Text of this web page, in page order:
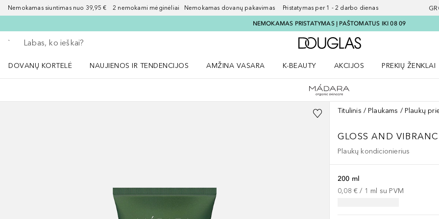
Nemokamas siuntimas nuo 39,95 € 2 nemokami mėginėliai Nemokamas dovanų pakavimas Pristatymas per 1 - 2 darbo dienas
NEMOKAMAS PRISTATYMAS Į PAŠTOMATUS IKI 08 09
Grįžk atgal
Vykdykite paiešką
Į Douglas pagrindinį
DOVANŲ KORTELĖ
NAUJIENOS IR TENDENCIJOS
AMŽINA VASARA
K-BEAUTY
AKCIJOS
PREKIŲ ŽENKLAI
Titulinis Plaukams Plaukų
GLOSS AND
Plaukų kondicionierius
200 ml
0,08 € / 1 ml su PVM